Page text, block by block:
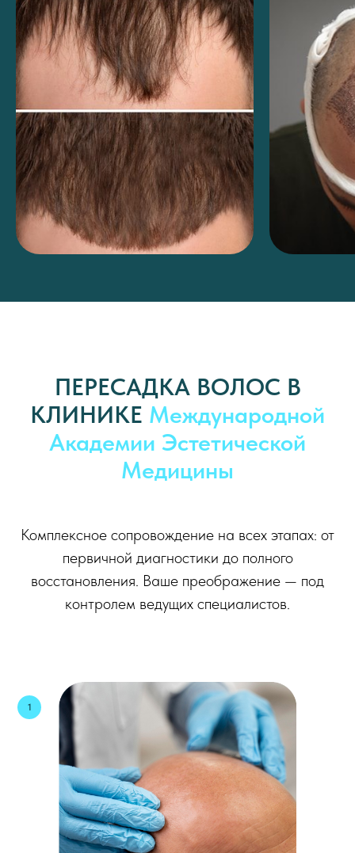
ПЕРЕСАДКА ВОЛОС В
КЛИНИКЕ Международной
Академии Эстетической
Медицины
Комплексное сопровождение на всех этапах: от
первичной диагностики до полного
восстановления. Ваше преображение — под
контролем ведущих специалистов.